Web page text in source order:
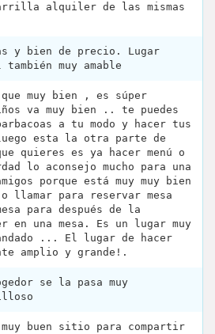
alquiler de las mismas
y bien de precio. Lugar
muy amable
muy bien , es súper
va muy bien .. te puedes
a tu modo y hacer tus
esta la otra parte de
quieres es ya hacer menú o
lo aconsejo mucho para una
porque está muy muy bien
llamar para reservar mesa
para después de la
en una mesa. Es un lugar muy
... El lugar de hacer
amplio y grande!.
se la pasa muy
buen sitio para compartir